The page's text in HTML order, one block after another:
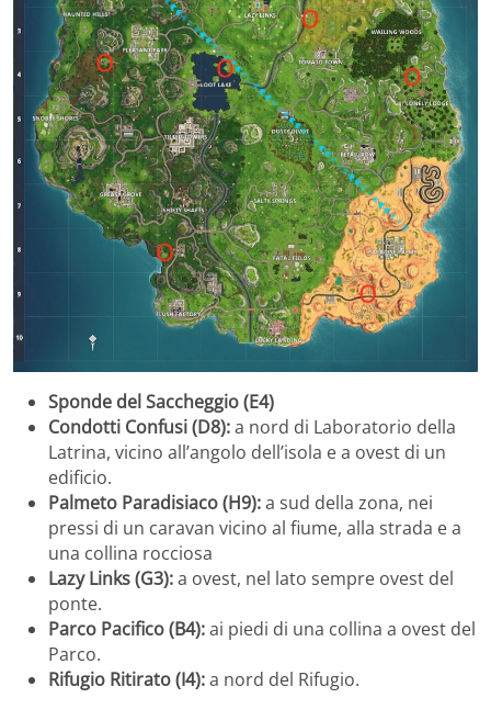
Sponde del Saccheggio (E4)
Condotti Confusi (D8):a nord di Laboratorio della
Latrina, vicino all’angolo dell’isola e a ovest di un
edificio.
Palmeto Paradisiaco (H9):a sud della zona, nei
pressi di un caravan vicino al fiume, alla strada e a
una collina rocciosa
Lazy Links (G3):a ovest, nel lato sempre ovest del
ponte.
Parco Pacifico (B4):ai piedi di una collina a ovest del
Parco.
Rifugio Ritirato (I4):a nord del Rifugio.